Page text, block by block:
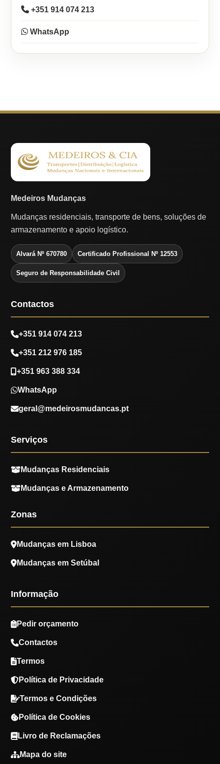
+351 914 074 213
WhatsApp
Medeiros Mudanças
Mudanças residenciais, transporte de bens, soluções de
armazenamento e apoio logístico.
Alvará Nº 670780 Certificado Profissional Nº 12553
Seguro de Responsabilidade Civil
Contactos
+351 914 074 213
+351 212 976 185
+351 963 388 334
WhatsApp
geral@medeirosmudancas.pt
Serviços
Mudanças Residenciais
Mudanças e Armazenamento
Zonas
Mudanças em Lisboa
Mudanças em Setúbal
Informação
Pedir orçamento
Contactos
Termos
Política de Privacidade
Termos e Condições
Política de Cookies
Livro de Reclamações
Mapa do site